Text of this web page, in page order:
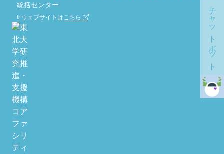
チャットボット
統括センター
ウェブサイトはこちら